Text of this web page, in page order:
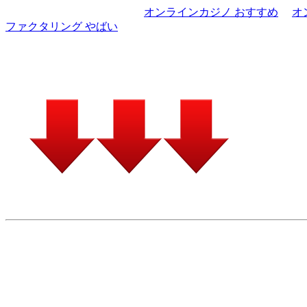
オンラインカジノ おすすめ オ
ファクタリング やばい